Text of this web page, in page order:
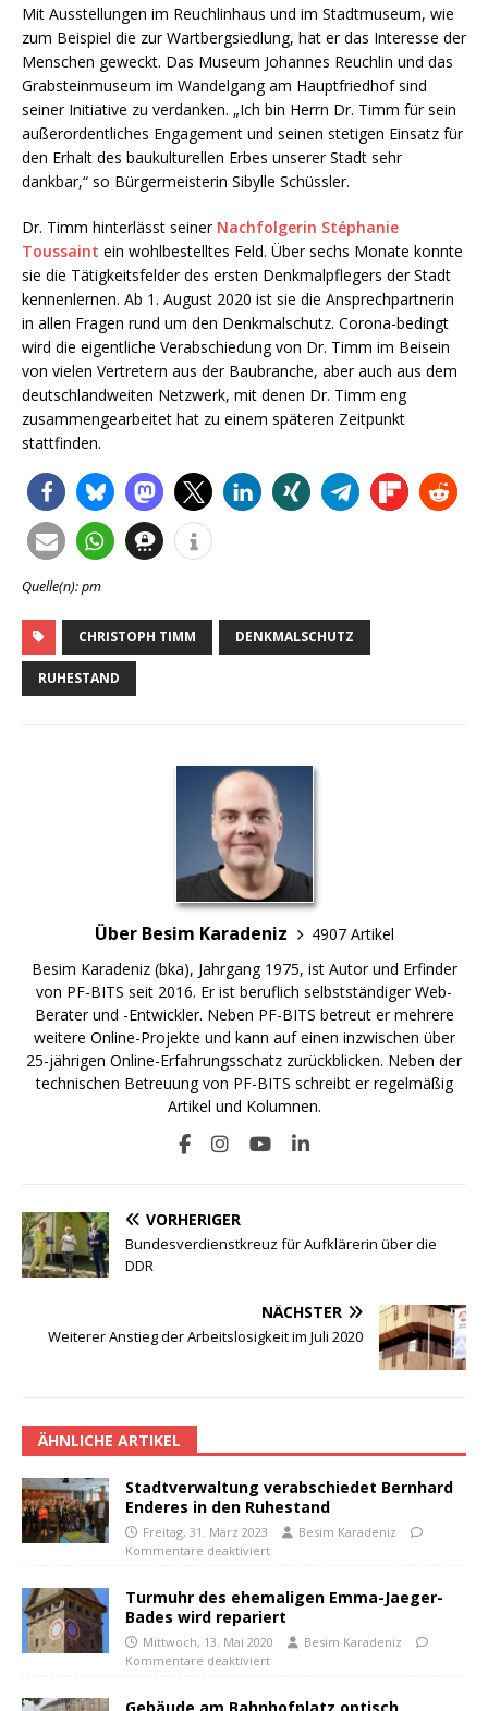
Mit Ausstellungen im Reuchlinhaus und im Stadtmuseum, wie
zum Beispiel die zur Wartbergsiedlung, hat er das Interesse der
Menschen geweckt. Das Museum Johannes Reuchlin und das
Grabsteinmuseum im Wandelgang am Hauptfriedhof sind
seiner Initiative zu verdanken. „Ich bin Herrn Dr. Timm für sein
außerordentliches Engagement und seinen stetigen Einsatz für
den Erhalt des baukulturellen Erbes unserer Stadt sehr
dankbar,“ so Bürgermeisterin Sibylle Schüssler.
Dr. Timm hinterlässt seiner Nachfolgerin Stéphanie
Toussaint ein wohlbestelltes Feld. Über sechs Monate konnte
sie die Tätigkeitsfelder des ersten Denkmalpflegers der Stadt
kennenlernen. Ab 1. August 2020 ist sie die Ansprechpartnerin
in allen Fragen rund um den Denkmalschutz. Corona-bedingt
wird die eigentliche Verabschiedung von Dr. Timm im Beisein
von vielen Vertretern aus der Baubranche, aber auch aus dem
deutschlandweiten Netzwerk, mit denen Dr. Timm eng
zusammengearbeitet hat zu einem späteren Zeitpunkt
stattfinden.
Quelle(n): pm
CHRISTOPH TIMM DENKMALSCHUTZ
RUHESTAND
Über Besim Karadeniz
4907 Artikel
Besim Karadeniz (bka), Jahrgang 1975, ist Autor und Erfinder
von PF-BITS seit 2016. Er ist beruflich selbstständiger Web-
Berater und -Entwickler. Neben PF-BITS betreut er mehrere
weitere Online-Projekte und kann auf einen inzwischen über
25-jährigen Online-Erfahrungsschatz zurückblicken. Neben der
technischen Betreuung von PF-BITS schreibt er regelmäßig
Artikel und Kolumnen.
VORHERIGER
Bundesverdienstkreuz für Aufklärerin über die
DDR
NÄCHSTER
Weiterer Anstieg der Arbeitslosigkeit im Juli 2020
ÄHNLICHE ARTIKEL
Stadtverwaltung verabschiedet Bernhard
Enderes in den Ruhestand
Freitag, 31. März 2023
Besim Karadeniz
Kommentare deaktiviert
Turmuhr des ehemaligen Emma-Jaeger-
Bades wird repariert
Mittwoch, 13. Mai 2020
Besim Karadeniz
Kommentare deaktiviert